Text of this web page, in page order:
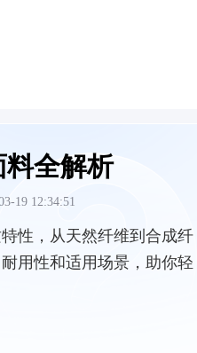
全解析
19 12:34:51
性，从天然纤维到合成纤
用性和适用场景，助你轻